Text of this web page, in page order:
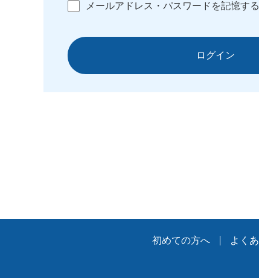
メールアドレス・パスワードを記憶する
ログイン
初めての方へ よく